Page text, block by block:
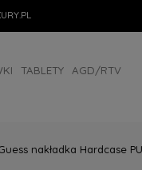
TABLETY AGD/RTV
nakładka Hardcase